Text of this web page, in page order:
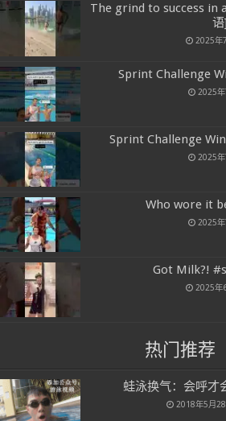
The grind to success in
语]
2025年
Sprint Challenge
2025
Sprint Challenge
2025
Who wore it
2025
Got Milk?!
2025年
热门推荐
蛙泳换气：会呼才
2018年5月28